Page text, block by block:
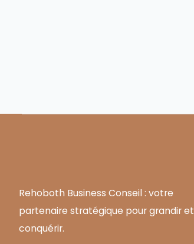
Rehoboth Business Conseil : votre
partenaire stratégique pour grandir et
conquérir.